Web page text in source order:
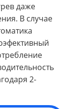
даже
В случае
2-